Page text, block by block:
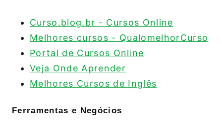
Curso.blog.br - Cursos Online
Melhores cursos - QualomelhorCurso
Portal de Cursos Online
Veja Onde Aprender
Melhores Cursos de Inglês
Ferramentas e Negócios